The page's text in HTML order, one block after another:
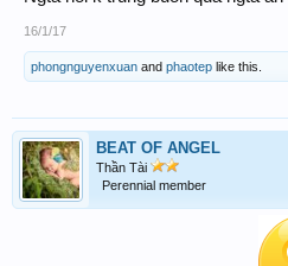
16/1/17
phongnguyenxuan and phaotep like this.
BEAT OF ANGEL
Thần Tài
Perennial member